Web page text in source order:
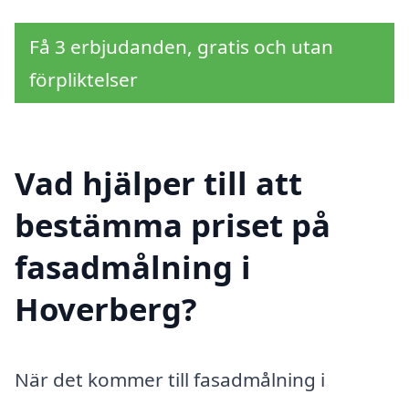
Få 3 erbjudanden, gratis och utan
förpliktelser
Vad hjälper till att
bestämma priset på
fasadmålning i
Hoverberg?
När det kommer till fasadmålning i